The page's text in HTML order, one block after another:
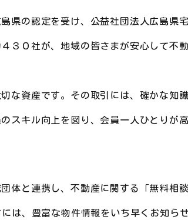
県の認定を受け、公益社団法人広島県
３０社が、地域の皆さまが安心して不
な資産です。その取引には、確かな知
スキル向上を図り、会員一人ひとり
体と連携し、不動産に関する「無料相
は、豊富な物件情報をいち早くお知ら